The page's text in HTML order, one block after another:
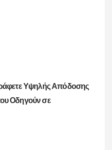
Υψηλής Απόδοσης
Οδηγούν σε